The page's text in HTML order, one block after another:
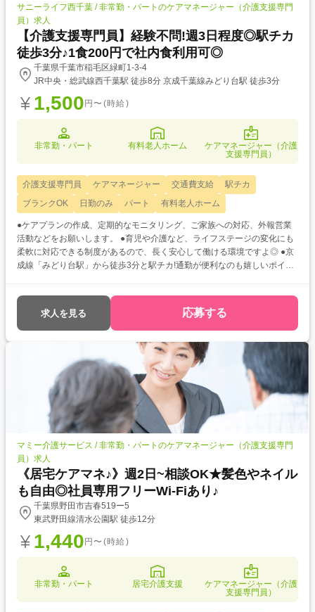
サニーライフ西千葉 / 非常勤・パートのケアマネージャー（介護支援専門
員）求人
【介護支援専門員】経験不問!週3日程度◎駅チカ
徒歩3分♪1食200円で社内食利用可◎
千葉県千葉市稲毛区緑町1-3-4
JR中央・総武線西千葉駅 徒歩8分 京成千葉線みどり台駅 徒歩3分
1,500 円〜(時給)
非常勤・パート 有料老人ホーム
ケアマネージャー（介護
支援専門員）
介護支援専門員 ケアマネージャー 交通費支給
駅チカ
ブランクOK
日勤のみ パート 有料老人ホーム
●ケアプランの作成、定期的なモニタリング、ご家族への対応、外報営業
活動などをお願いします。 ●育児や介護など、ライフステージの変化にも
柔軟に対応できる制度があるので、長く安心して働ける環境ですよ◎ ●京
成線「みどり台駅」から徒歩3分と駅チカ!通勤が便利なのも嬉しいポイン
求人を見る 応募する
マミー介護サービス / 非常勤・パートのケアマネージャー（介護支援専門
員）求人
《居宅ケアマネ♪》週2日~相談OK★髪色やネイル
も自由◎社員専用フリーWi‑Fiあり♪
千葉県野田市吉春519ー5
東武野田線清水公園駅 徒歩12分
1,440 円〜(時給)
非常勤・パート 居宅介護支援
ケアマネージャー（介護
支援専門員）